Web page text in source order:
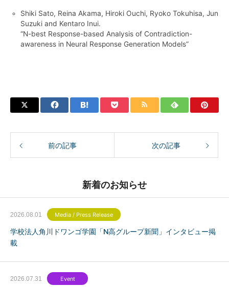
Shiki Sato, Reina Akama, Hiroki Ouchi, Ryoko Tokuhisa, Jun
Suzuki and Kentaro Inui.
“N-best Response-based Analysis of Contradiction-
awareness in Neural Response Generation Models”
前の記事 次の記事
新着のお知らせ
2026.08.01 Media / Press Release
学校法人角川ドワンゴ学園「N高グループ新聞」インタビュー掲
載
2026.07.31 Event